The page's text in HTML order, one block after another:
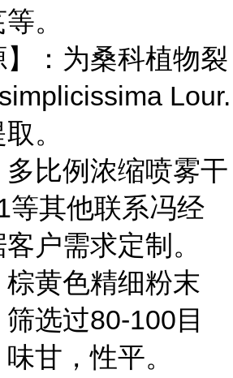
。
】：为桑科植物裂
Lour.
。
多比例浓缩喷雾干
等其他联系冯经
户需求定制。
棕黄色精细粉末
筛选过80-100目
味甘，性平。